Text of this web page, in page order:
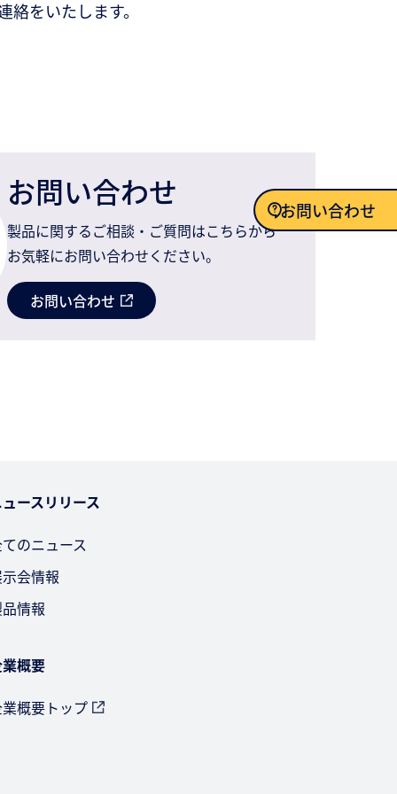
をいたします。
お問い合わせ
お問い合わせ
お問い合わせ
製品に関するご相談・ご質問はこちらから
お気軽にお問い合わせください。
お問い合わせ
ースリリース
のニュース
会情報
情報
概要
概要トップ